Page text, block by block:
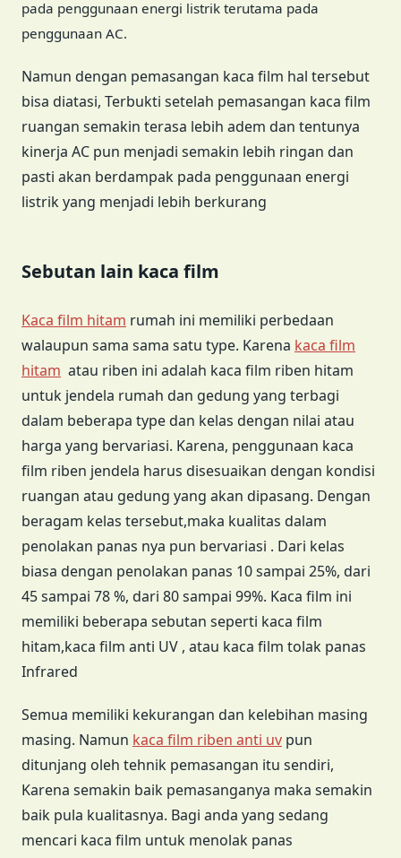
pada penggunaan energi listrik terutama pada
penggunaan AC.
Namun dengan pemasangan kaca film hal tersebut
bisa diatasi, Terbukti setelah pemasangan kaca film
ruangan semakin terasa lebih adem dan tentunya
kinerja AC pun menjadi semakin lebih ringan dan
pasti akan berdampak pada penggunaan energi
listrik yang menjadi lebih berkurang
Sebutan lain kaca film
Kaca film hitam rumah ini memiliki perbedaan
walaupun sama sama satu type. Karena kaca film
hitam atau riben ini adalah kaca film riben hitam
untuk jendela rumah dan gedung yang terbagi
dalam beberapa type dan kelas dengan nilai atau
harga yang bervariasi. Karena, penggunaan kaca
film riben jendela harus disesuaikan dengan kondisi
ruangan atau gedung yang akan dipasang. Dengan
beragam kelas tersebut,maka kualitas dalam
penolakan panas nya pun bervariasi . Dari kelas
biasa dengan penolakan panas 10 sampai 25%, dari
45 sampai 78 %, dari 80 sampai 99%. Kaca film ini
memiliki beberapa sebutan seperti kaca film
hitam,kaca film anti UV , atau kaca film tolak panas
Infrared
Semua memiliki kekurangan dan kelebihan masing
masing. Namun kaca film riben anti uv pun
ditunjang oleh tehnik pemasangan itu sendiri,
Karena semakin baik pemasanganya maka semakin
baik pula kualitasnya. Bagi anda yang sedang
mencari kaca film untuk menolak panas